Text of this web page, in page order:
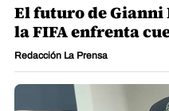
El futuro de
la FIFA enfrenta
Redacción La Prensa